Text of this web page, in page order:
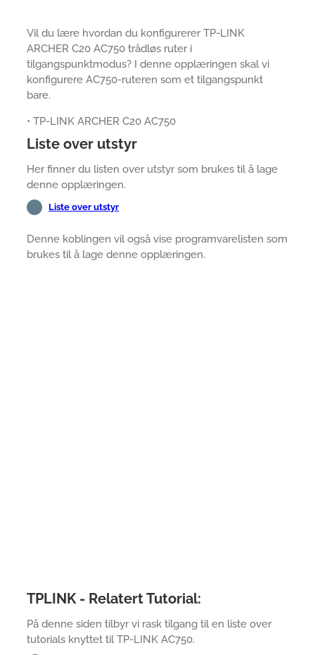
Vil du lære hvordan du konfigurerer TP-LINK
ARCHER C20 AC750 trådløs ruter i
tilgangspunktmodus? I denne opplæringen skal vi
konfigurere AC750-ruteren som et tilgangspunkt
bare.
• TP-LINK ARCHER C20 AC750
Liste over utstyr
Her finner du listen over utstyr som brukes til å lage
denne opplæringen.
Liste over utstyr
Denne koblingen vil også vise programvarelisten som
brukes til å lage denne opplæringen.
TPLINK - Relatert Tutorial:
På denne siden tilbyr vi rask tilgang til en liste over
tutorials knyttet til TP-LINK AC750.